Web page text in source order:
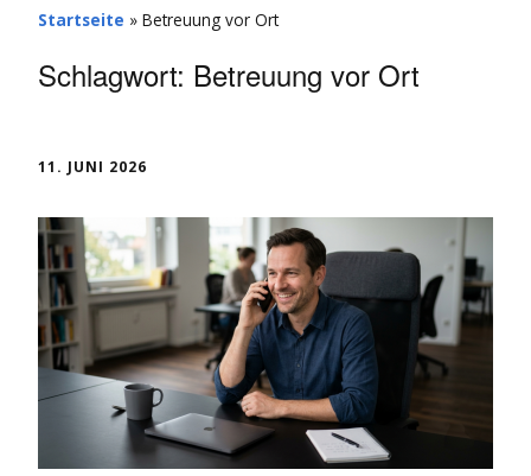
Startseite » Betreuung vor Ort
Schlagwort: Betreuung vor Ort
11. JUNI 2026